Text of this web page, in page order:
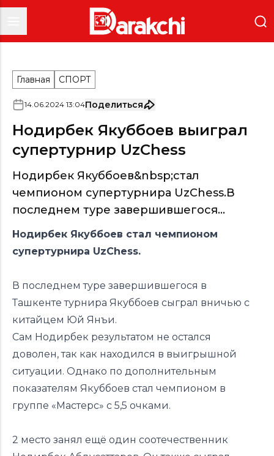
Главная СПОРТ
14.06.2024 13:04Поделиться
Нодирбек Якуббоев выиграл
супертурнир UzChess
Нодирбек Якуббоев&nbsp;стал
чемпионом супертурнира UzChess.В
последнем туре завершившегося...
Нодирбек Якуббоев стал чемпионом
супертурнира UzChess.
В последнем туре завершившегося в
Ташкенте турнира Якуббоев сыграл вничью с
китайцем Юй Янъи.
Сам Нодирбек результатом не остался
доволен, так как находился в выигрышной
ситуации. Однако по дополнительным
показателям Якуббоев стал чемпионом в
группе «Мастерс» с 5,5 очками.
2 место занял ещё один соотечественник